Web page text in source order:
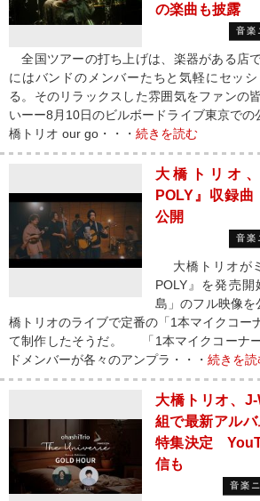
の楽曲も披露
音楽
全国ツアーの打ち上げは、楽器がある店
にはバンドのメンバーたちと気軽にセッ
る。そのリラックスした雰囲気をファンの
いーー8月10日のビルボードライブ東京での
橋トリオ our go・・・ 続きを読む
大橋トリオ
POLY』収録
公開
音楽
大橋トリオが
POLY』を発売
島」のフル映像
橋トリオのライブで定番の「1本マイクコー
て制作したそうだ。 「1本マイクコーナ
ドメンバーが各々のアンプラ・・・ 続きを読
大橋トリオ、
組で最新アルバ
特集決定
信も
音楽